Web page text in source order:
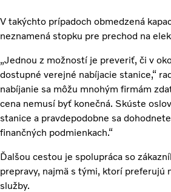
V takýchto prípadoch obmedzená
neznamená stopku pre prechod na
„Jednou z možností je preveriť, či v
dostupné verejné nabíjacie stanice,“
nabíjanie sa môžu mnohým firmám
cena nemusí byť konečná. Skúste
stanice a pravdepodobne sa
finančných podmienkach.“
Ďalšou cestou je spolupráca so
prepravy, najmä s tými, ktorí preferujú
služby.